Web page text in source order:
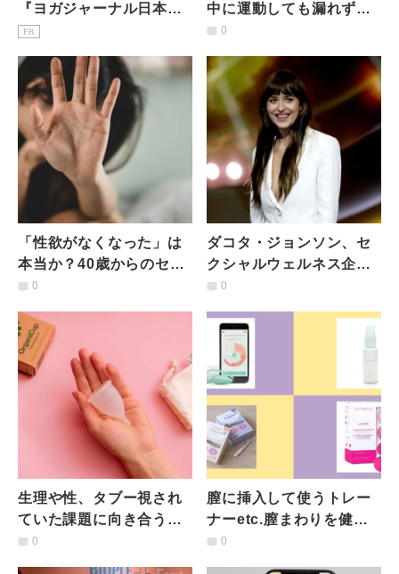
『ヨガジャーナル日本
版』予約購読のご案内
PR
中に運動しても漏れずに
快適「吸収型サニタリー
0
「性欲がなくなった」は
本当か？40歳からのセッ
クスレス問題を考える
0
ダコタ・ジョンソン、セ
クシャルウェルネス企業
のクリエイティブディレ
0
生理や性、タブー視され
ていた課題に向き合う
「フェムテック」は女性
0
膣に挿入して使うトレー
ナーetc.膣まわりを健や
かに保つおすすめアイテ
0